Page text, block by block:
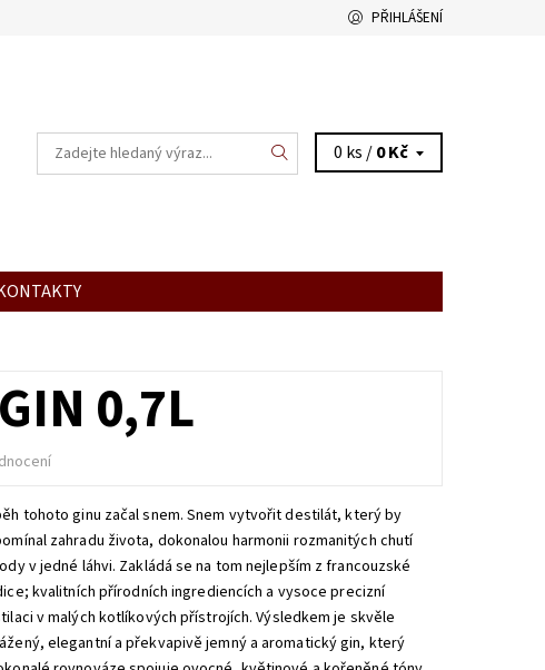
PŘIHLÁŠENÍ
0 ks /0 Kč
0,7L
tohoto ginu začal snem. Snem vytvořit destilát, který by
zahradu života, dokonalou harmonii rozmanitých chutí
v jedné láhvi. Zakládá se na tom nejlepším z francouzské
kvalitních přírodních ingrediencích a vysoce precizní
v malých kotlíkových přístrojích. Výsledkem je skvěle
elegantní a překvapivě jemný a aromatický gin, který